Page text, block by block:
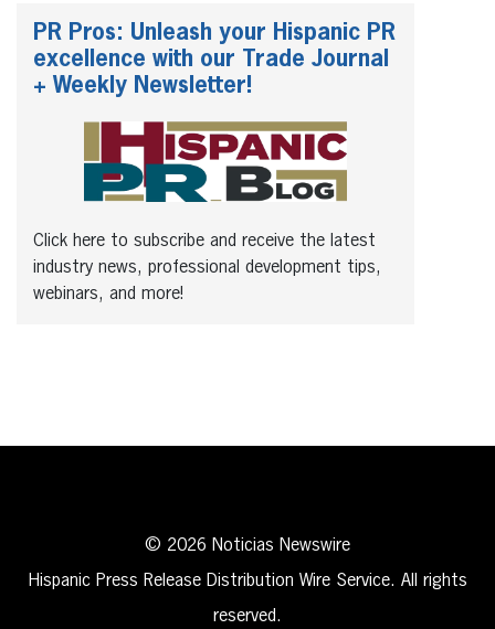
PR Pros: Unleash your Hispanic PR
excellence with our Trade Journal
+ Weekly Newsletter!
Click here to subscribe and receive the latest
industry news, professional development tips,
webinars, and more!
© 2026 Noticias Newswire
Hispanic Press Release Distribution Wire Service. All rights
reserved.